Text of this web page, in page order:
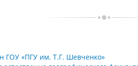
ГОУ «ПГУ им. Т.Г. Шевченко»